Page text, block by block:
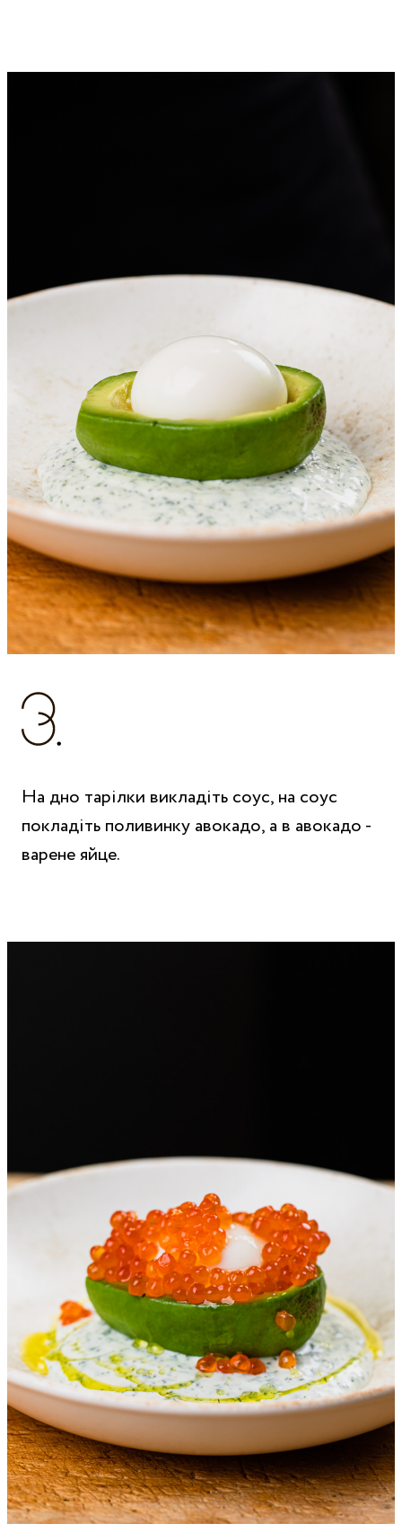
На дно тарілки викладіть соус, на соус
покладіть поливинку авокадо, а в авокадо -
варене яйце.